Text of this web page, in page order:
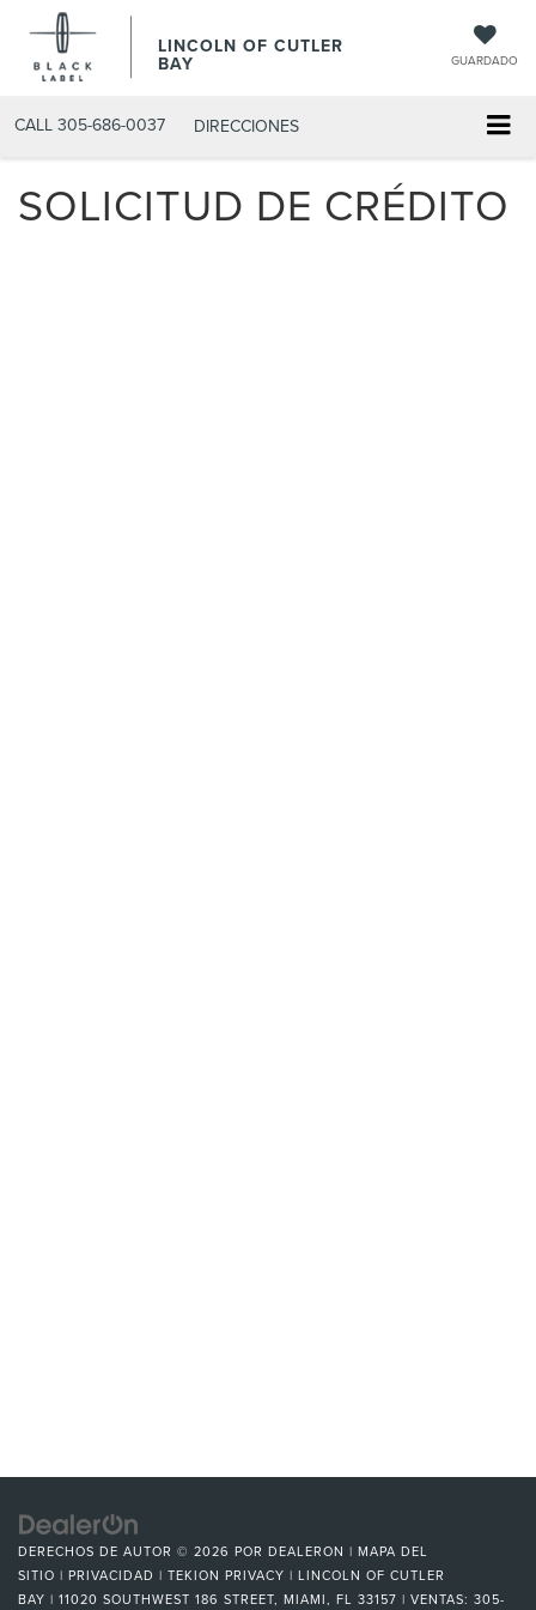
LINCOLN OF CUTLER
BAY GUARDADO
CALL 305-686-0037 DIRECCIONES
SOLICITUD DE CRÉDITO
DERECHOS DE AUTOR © 2026 POR DEALERON | MAPA DEL
SITIO | PRIVACIDAD | TEKION PRIVACY | LINCOLN OF CUTLER
BAY | 11020 SOUTHWEST 186 STREET, MIAMI, FL 33157 | VENTAS: 305-